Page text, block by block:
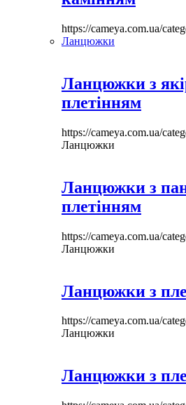
https://cameya.com.ua/
Ланцюжки
Ланцюжки з
плетінням
https://cameya.com.ua/
Ланцюжки
Ланцюжки з
плетінням
https://cameya.com.ua/
Ланцюжки
Ланцюжки з
https://cameya.com.ua/
Ланцюжки
Ланцюжки з